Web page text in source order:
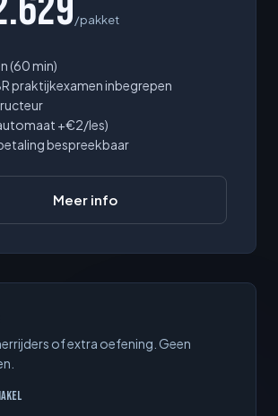
/pakket
(60 min)
praktijkexamen inbegrepen
+€2/les)
bespreekbaar
Meer info
of extra oefening. Geen